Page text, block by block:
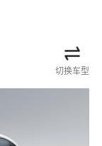
切换车型